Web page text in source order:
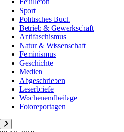
Feuilleton
Sport
Politisches Buch
Betrieb & Gewerkschaft
Antifaschismus
Natur & Wissenschaft
Feminismus
Geschichte
Medien
Abgeschrieben
Leserbriefe
Wochenendbeilage
Fotoreportagen